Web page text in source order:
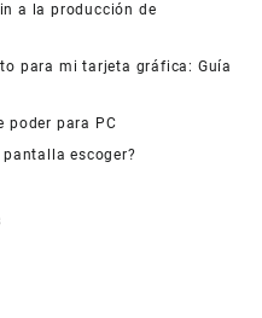
a la producción de
para mi tarjeta gráfica: Guía
poder para PC
pantalla escoger?